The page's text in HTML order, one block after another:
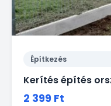
Építkezés
2 399 Ft